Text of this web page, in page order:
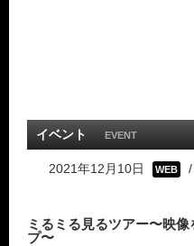
イベント EVENT
2021年12月10日 WEB
ミるミる見るツアー〜映
プ〜